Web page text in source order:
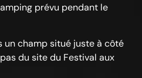
prévu pendant le
un champ situé juste à côté
du site du Festival aux